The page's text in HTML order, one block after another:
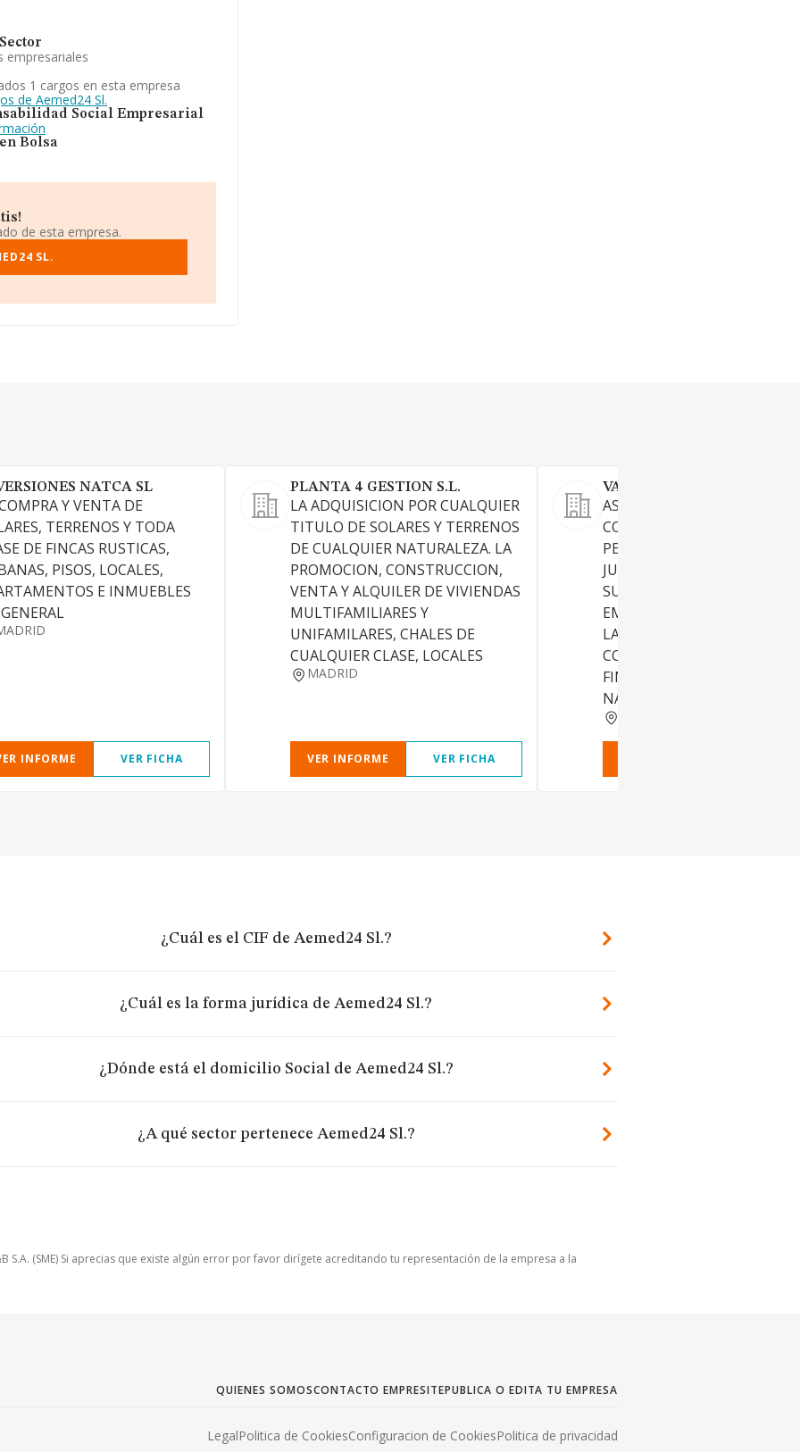
empresariales
1 cargos en esta empresa
de Aemed24 Sl.
Social Empresarial
Bolsa
de esta empresa.
SL.
NATCA SL
Y VENTA DE
TERRENOS Y TODA
DE FINCAS RUSTICAS,
PISOS, LOCALES,
E INMUEBLES
INFORME VER FICHA
PLANTA 4 GESTION S.L.
LA ADQUISICION POR CUALQUIER
TITULO DE SOLARES Y TERRENOS
DE CUALQUIER NATURALEZA. LA
PROMOCION, CONSTRUCCION,
VENTA Y ALQUILER DE VIVIENDAS
MULTIFAMILIARES Y
UNIFAMILARES, CHALES DE
CUALQUIER CLASE, LOCALES
MADRID
VER INFORME VER FICHA
VALCRISMA SL
ASESORAMIENTO Y
CONSULTORIA TANTO DE
PERSONAS FISICAS COMO
JURIDICAS, CUALQUIERA
SU FORMA U
EMPRESARIAL O NO, EN
LAS MATERIAS
CON EL AMBITO
FINANCIERO O DE ANALOGA
NATU
¿Cuál es el CIF de Aemed24 Sl.?
¿Cuál es la forma jurídica de Aemed24 Sl.?
¿Dónde está el domicilio Social de Aemed24 Sl.?
¿A qué sector pertenece Aemed24 Sl.?
(SME) Si aprecias que existe algún error por favor dirígete acreditando tu representación de la empresa a la
QUIENES SOMOSCONTACTO EMPRESITEPUBLICA O EDITA TU EMPRESA
LegalPolitica de CookiesConfiguracion de CookiesPolitica de privacidad